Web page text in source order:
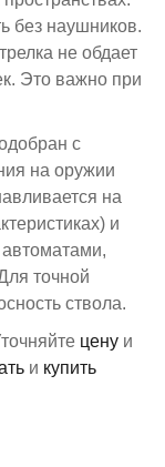
без наушников.
не обдает
Это важно при
с
на оружии
на
и
точной
ствола.
цену и
и купить